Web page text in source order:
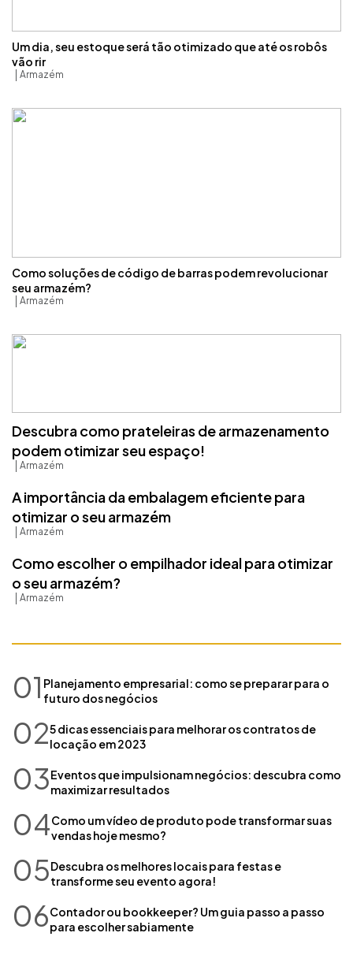
Um dia, seu estoque será tão otimizado que até os robôs
vão rir
Armazém
Como soluções de código de barras podem revolucionar
seu armazém?
Armazém
Descubra como prateleiras de armazenamento
podem otimizar seu espaço!
Armazém
A importância da embalagem eficiente para
otimizar o seu armazém
Armazém
Como escolher o empilhador ideal para otimizar
o seu armazém?
Armazém
01 Planejamento empresarial: como se preparar para o
futuro dos negócios
025 dicas essenciais para melhorar os contratos de
locação em 2023
03Eventos que impulsionam negócios: descubra como
maximizar resultados
04Como um vídeo de produto pode transformar suas
vendas hoje mesmo?
05Descubra os melhores locais para festas e
transforme seu evento agora!
06Contador ou bookkeeper? Um guia passo a passo
para escolher sabiamente